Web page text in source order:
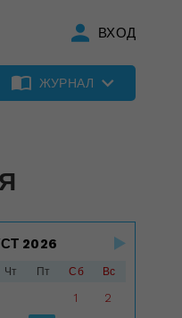
ВХОД
ЖУРНАЛ
2026
Чт Пт Сб Вс
1 2